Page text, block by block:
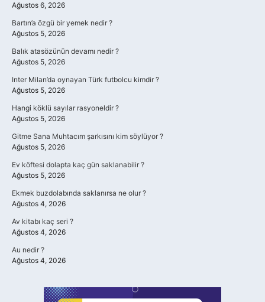
Ağustos 6, 2026
Bartın’a özgü bir yemek nedir ?
Ağustos 5, 2026
Balık atasözünün devamı nedir ?
Ağustos 5, 2026
Inter Milan’da oynayan Türk futbolcu kimdir ?
Ağustos 5, 2026
Hangi köklü sayılar rasyoneldir ?
Ağustos 5, 2026
Gitme Sana Muhtacım şarkısını kim söylüyor ?
Ağustos 5, 2026
Ev köftesi dolapta kaç gün saklanabilir ?
Ağustos 5, 2026
Ekmek buzdolabında saklanırsa ne olur ?
Ağustos 4, 2026
Av kitabı kaç seri ?
Ağustos 4, 2026
Au nedir ?
Ağustos 4, 2026